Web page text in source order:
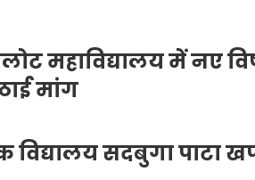
महाविद्यालय में नए
मांग
सदबुगा पाटा